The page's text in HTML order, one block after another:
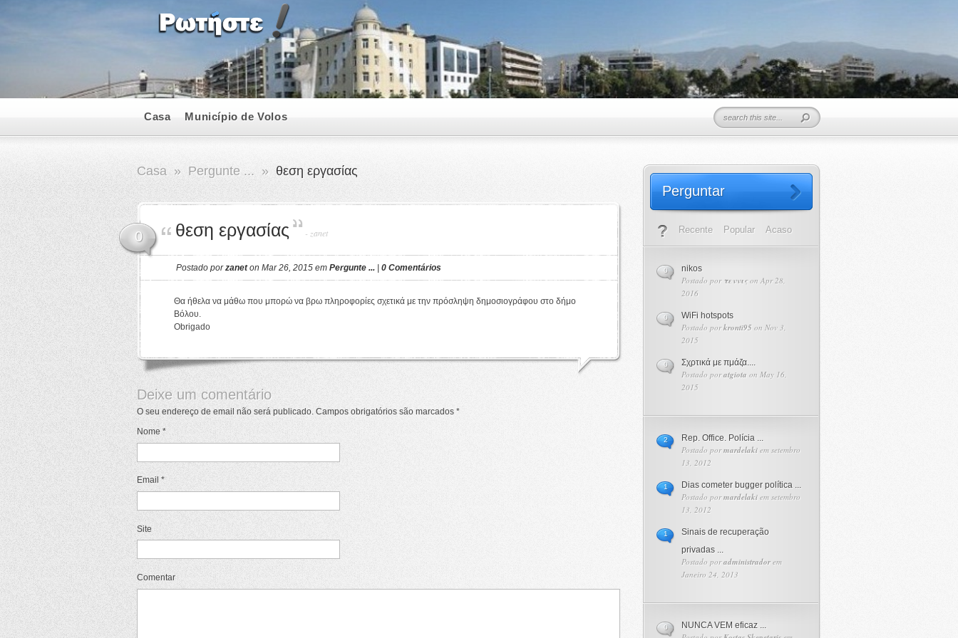
Casa Município de Volos
Casa » Pergunte ... » θεση εργασίας
0 θεση εργασίας - zanet
Postado porzaneton Mar 26, 2015 em Pergunte ... 0 Comentários
Θα ήθελα να μάθω που μπορώ να βρω πληροφορίες σχετικά με την πρόσληψη δημοσιογράφου στο δήμο
Βόλου.
Obrigado
Deixe um comentário
O seu endereço de email não será publicado. Campos obrigatórios são marcados *
Nome *
Email *
Site
Comentar
Perguntar
Recente Popular Acaso
nikos
Postado por τεννιςon Apr 28,
2016
0
WiFi hotspots
Postado porkronti95 on Nov 3,
2015
0
Σχρτικά με πμάζα....
Postado poratgiota on May 16,
2015
0
Rep. Office. Polícia ...
Postado pormardelaki em setembro
13, 2012
2
Dias cometer bugger política ...
Postado pormardelaki em setembro
13, 2012
1
Sinais de recuperação
privadas ...
Postado poradministrador em
Janeiro 24, 2013
1
NUNCA VEM eficaz ...
0